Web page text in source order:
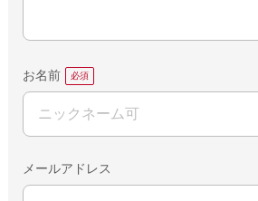
お名前
メールアドレス